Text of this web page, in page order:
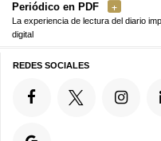
Periódico en PDF
La experiencia de lectura del diario
digital
REDES SOCIALES